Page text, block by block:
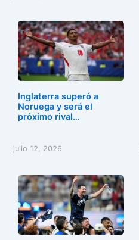
Inglaterra superó a
Noruega y será el
próximo rival…
julio 12, 2026